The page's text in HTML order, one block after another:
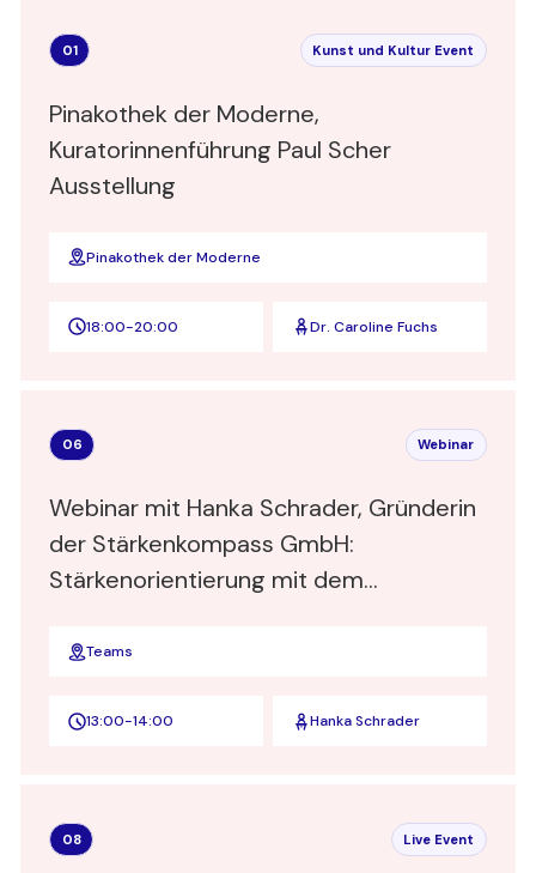
01 Kunst und Kultur Event
Pinakothek der Moderne,
Kuratorinnenführung Paul Scher
Ausstellung
Pinakothek der Moderne
18:00-20:00 Dr. Caroline Fuchs
06 Webinar
Webinar mit Hanka Schrader, Gründerin
der Stärkenkompass GmbH:
Stärkenorientierung mit dem
Teams
13:00-14:00 Hanka Schrader
08 Live Event